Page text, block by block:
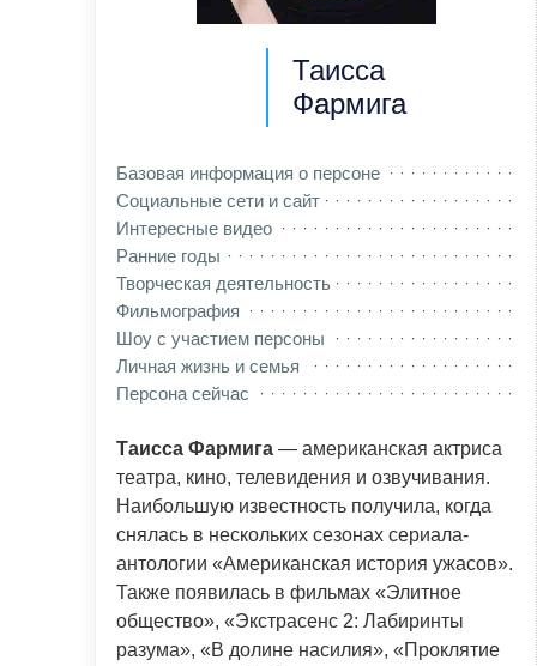
Таисса
Фармига
Базовая информация о персоне
Социальные сети и сайт
Интересные видео
Ранние годы
Творческая деятельность
Фильмография
Шоу с участием персоны
Личная жизнь и семья
Персона сейчас
Таисса Фармига — американская актриса
театра, кино, телевидения и озвучивания.
Наибольшую известность получила, когда
снялась в нескольких сезонах сериала-
антологии «Американская история ужасов».
Также появилась в фильмах «Элитное
общество», «Экстрасенс 2: Лабиринты
разума», «В долине насилия», «Проклятие